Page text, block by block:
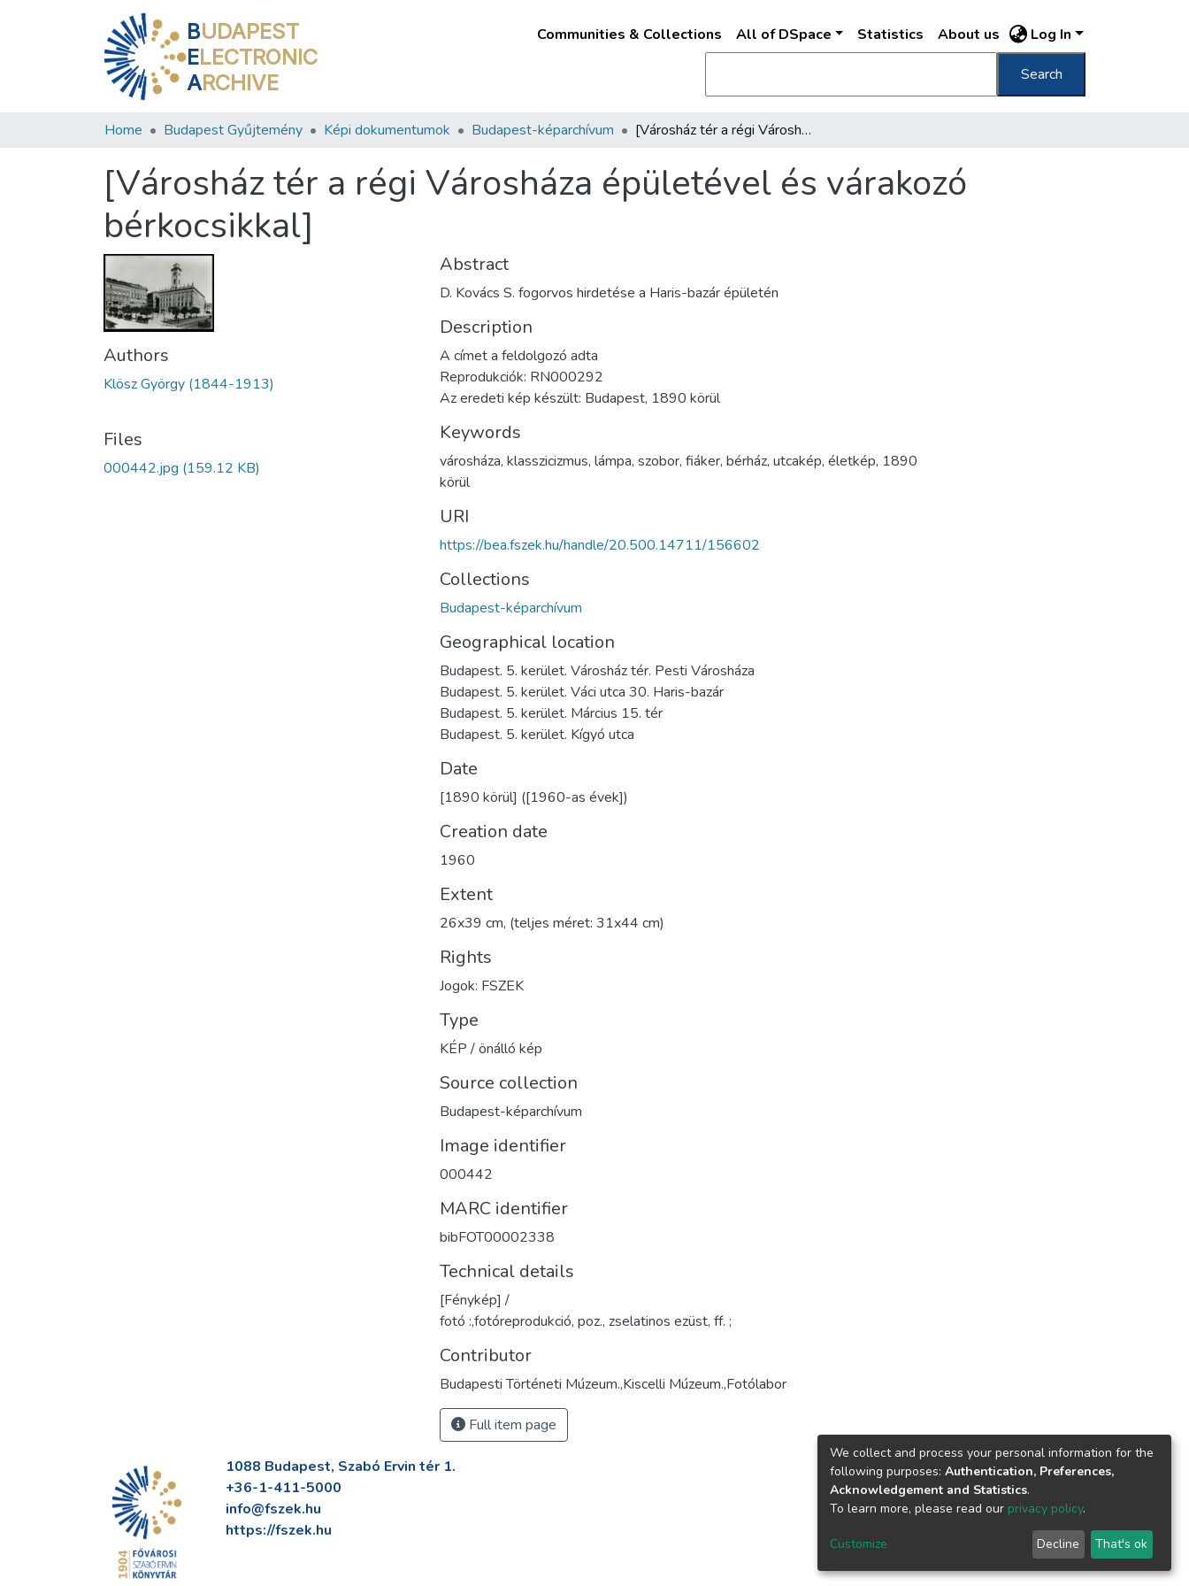
BUDAPEST
ELECTRONIC
ARCHIVE
Communities & Collections All of DSpace Statistics About us Log In
Search
Home Budapest Gyűjtemény Képi dokumentumok Budapest-képarchívum [Városház tér a régi Városháza épületével és várakozó bérkocsikkal]
[Városház tér a régi Városháza épületével és várakozó
bérkocsikkal]
Authors
Klösz György (1844-1913)
Files
000442.jpg (159.12 KB)
Abstract
D. Kovács S. fogorvos hirdetése a Haris-bazár épületén
Description
A címet a feldolgozó adta
Reprodukciók: RN000292
Az eredeti kép készült: Budapest, 1890 körül
Keywords
városháza, klasszicizmus, lámpa, szobor, fiáker, bérház, utcakép, életkép, 1890
körül
URI
https://bea.fszek.hu/handle/20.500.14711/156602
Collections
Budapest-képarchívum
Geographical location
Budapest. 5. kerület. Városház tér. Pesti Városháza
Budapest. 5. kerület. Váci utca 30. Haris-bazár
Budapest. 5. kerület. Március 15. tér
Budapest. 5. kerület. Kígyó utca
Date
[1890 körül] ([1960-as évek])
Creation date
1960
Extent
26x39 cm, (teljes méret: 31x44 cm)
Rights
Jogok: FSZEK
Type
KÉP / önálló kép
Source collection
Budapest-képarchívum
Image identifier
000442
MARC identifier
bibFOT00002338
Technical details
[Fénykép] /
fotó :,fotóreprodukció, poz., zselatinos ezüst, ff. ;
Contributor
Budapesti Történeti Múzeum.,Kiscelli Múzeum.,Fotólabor
Full item page
1088 Budapest, Szabó Ervin tér 1.
+36-1-411-5000
info@fszek.hu
https://fszek.hu
We collect and process your personal information for the
following purposes: Authentication, Preferences,
Acknowledgement and Statistics.
To learn more, please read our privacy policy.
Customize Decline That's ok